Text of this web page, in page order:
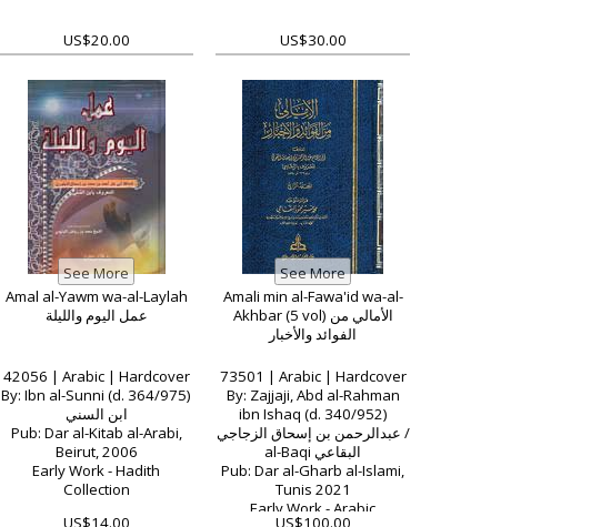
US$20.00 US$30.00
Amal al-Yawm wa-al-Laylah
عمل اليوم والليلة
42056 | Arabic | Hardcover
By: Ibn al-Sunni (d. 364/975)
ابن السني
Pub: Dar al-Kitab al-Arabi,
Beirut, 2006
Early Work - Hadith
Collection
US$14.00
Amali min al-Fawa'id wa-al-
Akhbar (5 vol) الأمالي من
الفوائد والأخبار
73501 | Arabic | Hardcover
By: Zajjaji, Abd al-Rahman
ibn Ishaq (d. 340/952)
عبدالرحمن بن إسحاق الزجاجي /
al-Baqi البقاعي
Pub: Dar al-Gharb al-Islami,
Tunis 2021
Early Work - Arabic
US$100.00